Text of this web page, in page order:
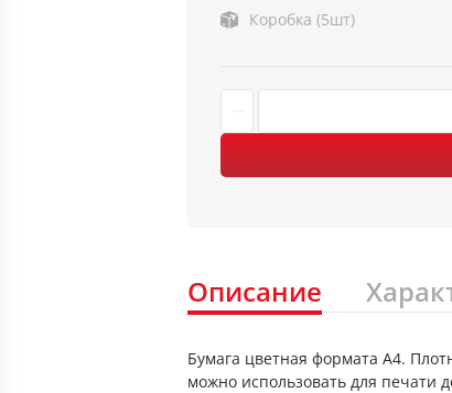
Коробка (5шт)
Описание
Бумага цветная формата А4.
можно использовать для печати